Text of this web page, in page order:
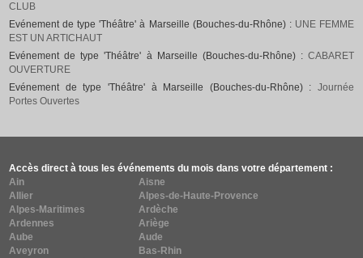
CLUB
Evénement de type 'Théâtre' à Marseille (Bouches-du-Rhône) : UNE FEMME
EST UN ARTICHAUT
Evénement de type 'Théâtre' à Marseille (Bouches-du-Rhône) : CABARET
OUVERTURE
Evénement de type 'Théâtre' à Marseille (Bouches-du-Rhône) : Journée
Portes Ouvertes
Accès direct à tous les événements du mois dans votre département :
Ain
Aisne
Allier
Alpes-de-Haute-Provence
Alpes-Maritimes
Ardèche
Ardennes
Ariège
Aube
Aude
Aveyron
Bas-Rhin